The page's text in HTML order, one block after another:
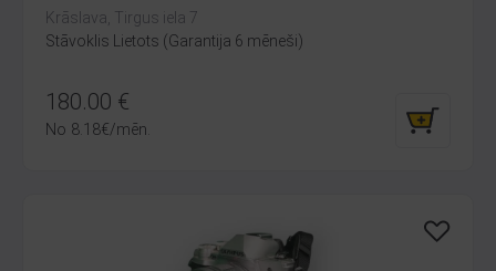
Krāslava, Tirgus iela 7
Stāvoklis Lietots (Garantija 6 mēneši)
180.00 €
No 8.18€/mēn.